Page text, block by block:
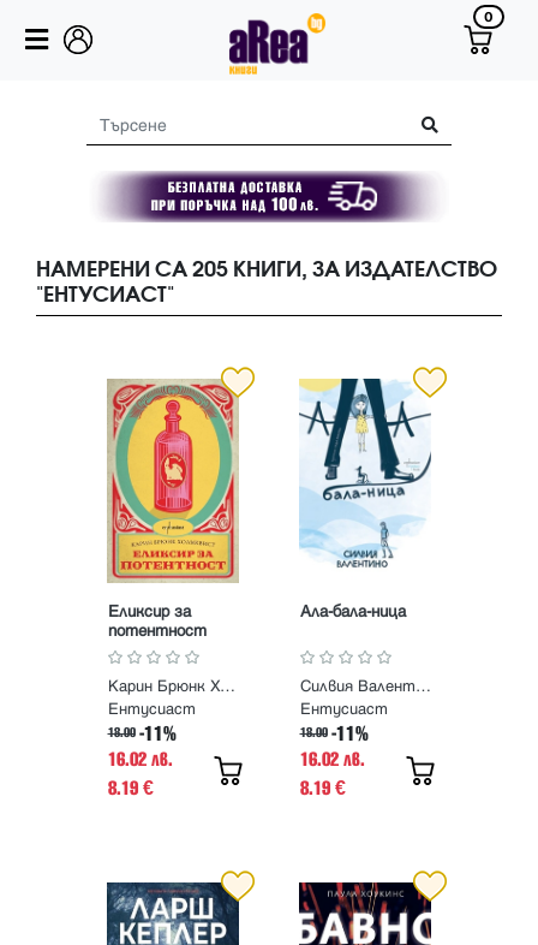
0
НАМЕРЕНИ СА 205 КНИГИ, ЗА ИЗДАТЕЛСТВО
"ЕНТУСИАСТ"
Еликсир за
потентност
Карин Брюнк Холмквист
Ентусиаст
18.00 -11%
16.02 лв.
8.19 €
Ала-бала-ница
Силвия Валентино
Ентусиаст
18.00 -11%
16.02 лв.
8.19 €